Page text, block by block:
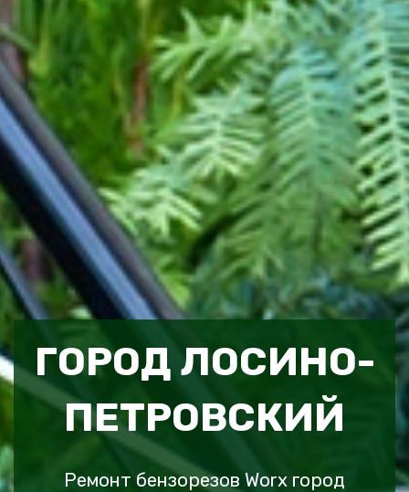
ГОРОД ЛОСИНО-
ПЕТРОВСКИЙ
Ремонт бензорезов Worx город